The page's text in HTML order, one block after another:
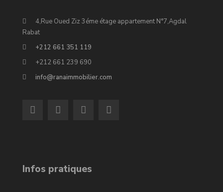
4,Rue Oued Ziz 3éme étage appartement N°7,Agdal
Rabat
+212 661 351 119
+212 661 239 690
info@ranaimmobilier.com
Infos pratiques